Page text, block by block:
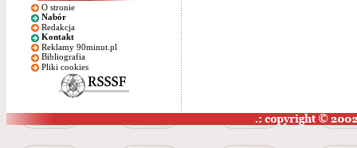
O stronie
Nabór
Redakcja
Kontakt
Reklamy 90minut.pl
Bibliografia
Pliki cookies